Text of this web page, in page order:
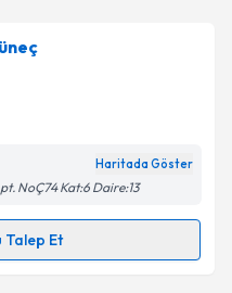
randevu almanız
e-posta ile
ilişkinAydınlatma
Haritada Göster
NoÇ74 Kat:6 Daire:13
Talep Et